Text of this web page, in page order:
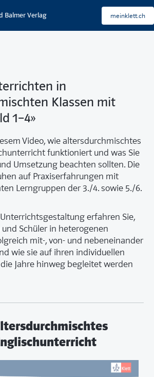
Balmer Verlag meinklett.ch
in
Klassen mit
1–4»
Video, wie altersdurchmischtes
funktioniert und was Sie
Umsetzung beachten sollten. Die
auf Praxiserfahrungen mit
Lerngruppen der 3./4. sowie 5./6.
erfahren Sie,
Schüler in heterogenen
mit-, von- und nebeneinander
wie sie auf ihren individuellen
Jahre hinweg begleitet werden